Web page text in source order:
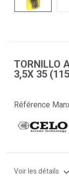
TORNILLO
3,5X 35
Référence
Voir les détails expand_more